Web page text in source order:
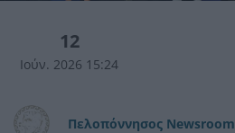
12
Ιούν. 2026 15:24
Πελοπόννησος Newsroom